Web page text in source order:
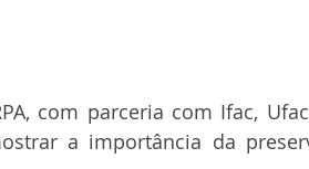
com parceria com Ifac,
a importância da